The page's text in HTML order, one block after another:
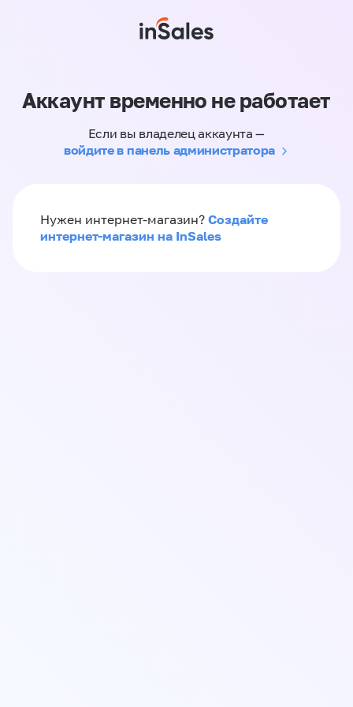
Аккаунт временно не работает
Если вы владелец аккаунта —
войдите в панель администратора
Нужен интернет-магазин? Создайте
интернет-магазин на InSales